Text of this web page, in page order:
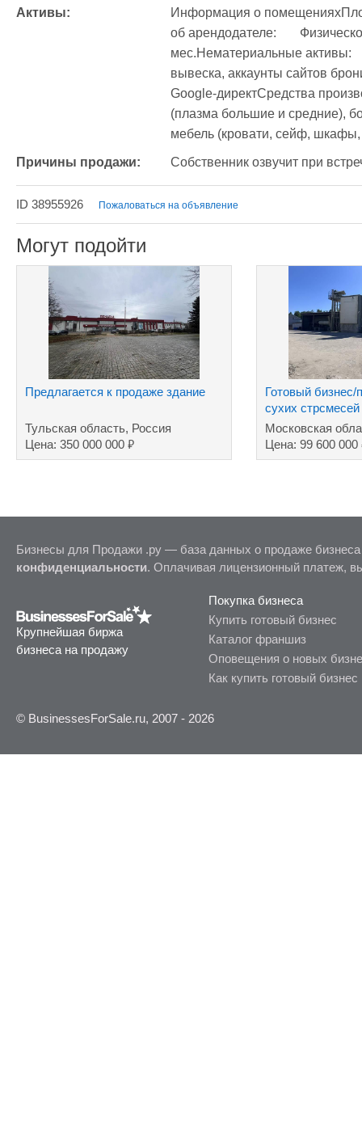
Активы:
Информация о помещенияхПлощадь
об арендодателе:	Физическое лицоСтоимость аренды:	100 000  /
мес.Нематериальные активы:	есть свой сайт, изготовлена наружная
вывеска, аккаунты сайтов
Google-директСредства производства:
(плазма большие и средние),
мебель (кровати, сейф,
Причины продажи: Собственник озвучит при
ID 38955926 Пожаловаться на объявление
Могут подойти
Предлагается к продаже здание
Тульская область, Россия
Цена: 350 000 000 ₽
Готовый бизнес/
сухих
торговой маркой
Московская
Цена: 99 600 000
Бизнесы для Продажи .ру — база данных о продаже
конфиденциальности. Оплачивая лицензионный платеж,
Крупнейшая биржа
бизнеса на продажу
Покупка бизнеса
Купить готовый бизнес
Каталог франшиз
Оповещения о новых
Как купить готовый бизнес
© BusinessesForSale.ru, 2007 - 2026